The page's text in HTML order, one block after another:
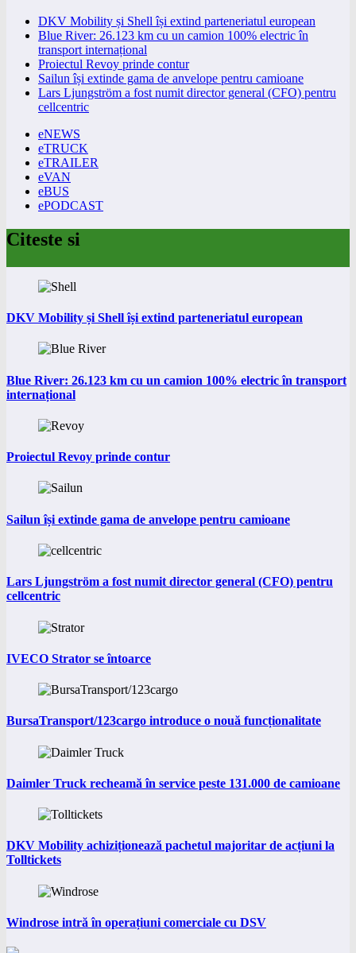
DKV Mobility și Shell își extind parteneriatul european
Blue River: 26.123 km cu un camion 100% electric în
transport internațional
Proiectul Revoy prinde contur
Sailun își extinde gama de anvelope pentru camioane
Lars Ljungström a fost numit director general (CFO) pentru
cellcentric
eNEWS
eTRUCK
eTRAILER
eVAN
eBUS
ePODCAST
Citeste si
DKV Mobility și Shell își extind parteneriatul european
Blue River: 26.123 km cu un camion 100% electric în transport
internațional
Proiectul Revoy prinde contur
Sailun își extinde gama de anvelope pentru camioane
Lars Ljungström a fost numit director general (CFO) pentru
cellcentric
IVECO Strator se întoarce
BursaTransport/123cargo introduce o nouă funcționalitate
Daimler Truck recheamă în service peste 131.000 de camioane
DKV Mobility achiziționează pachetul majoritar de acțiuni la
Tolltickets
Windrose intră în operațiuni comerciale cu DSV